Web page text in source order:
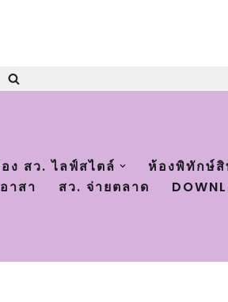
ง สว. ไลฟ์สไตล์ ห้องพิทักษ์
าสา สว. จ่ายตลาด